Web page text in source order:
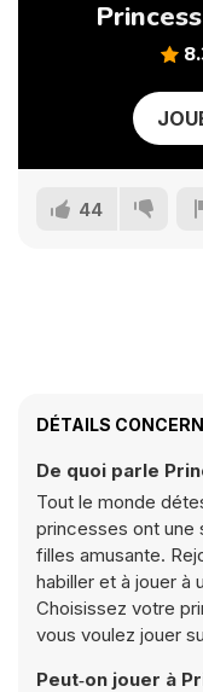
44
DÉTAILS
De quoi parle
Tout le monde
princesses ont une
filles amusante.
habiller et à jouer à
Choisissez votre
vous voulez jouer
Peut‑on jouer à